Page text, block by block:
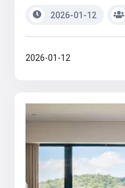
2026-01-12
2026-01-12